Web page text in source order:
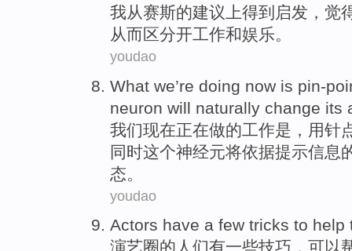
我从赛斯的建议 上得到启发，觉
从而区分开工作和娱乐。
youdao
What we’re doing now is pin-
neuron will naturally change its
我们现在正在做的工作是 ，用针
同时这个神经元将依据提示信息
态。
youdao
Actors have a few tricks to help
演艺圈的人们有一些技巧 ， 可以